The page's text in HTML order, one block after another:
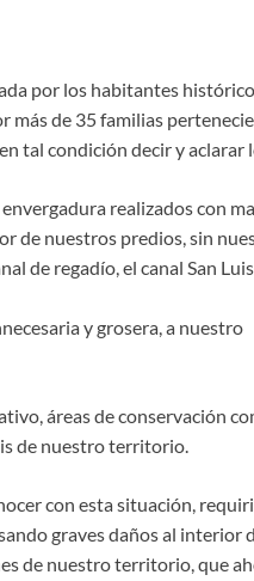
por los habitantes
de 35 familias
tal condición decir y aclarar
realizados con
de nuestros predios, sin
de regadío, el canal San
y grosera, a nuestro
áreas de conservación
de nuestro territorio.
con esta situación,
graves daños al interior
de nuestro territorio, que